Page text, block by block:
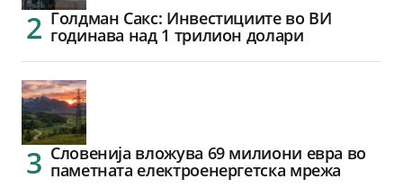
Голдман Сакс: Инвестициите во ВИ
годинава над 1 трилион долари
Словенија вложува 69 милиони евра во
паметната електроенергетска мрежа